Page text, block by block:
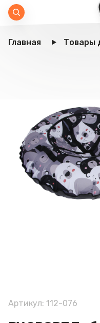
Главная Товары
Артикул: 112-076